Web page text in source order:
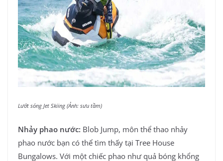
Lướt sóng Jet Skiing (Ảnh: sưu tầm)
Nhảy phao nước: Blob Jump, môn thể thao nhảy
phao nước bạn có thể tìm thấy tại Tree House
Bungalows. Với một chiếc phao như quả bóng khổng